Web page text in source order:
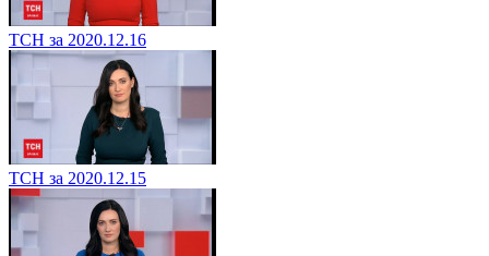
ТСН за 2020.12.16
ТСН за 2020.12.15